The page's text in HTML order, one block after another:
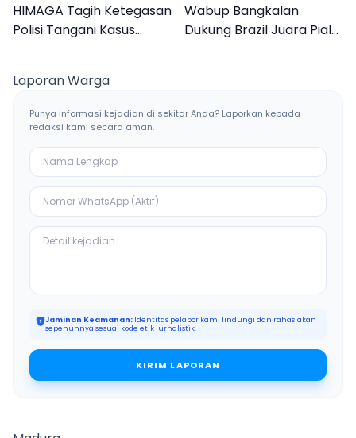
HIMAGA Tagih Ketegasan
Polisi Tangani Kasus
Wabup Bangkalan
Dukung Brazil Juara Piala
Laporan Warga
Punya informasi kejadian di sekitar Anda? Laporkan kepada
redaksi kami secara aman.
Jaminan Keamanan: Identitas pelapor kami lindungi dan rahasiakan
sepenuhnya sesuai kode etik jurnalistik.
KIRIM LAPORAN